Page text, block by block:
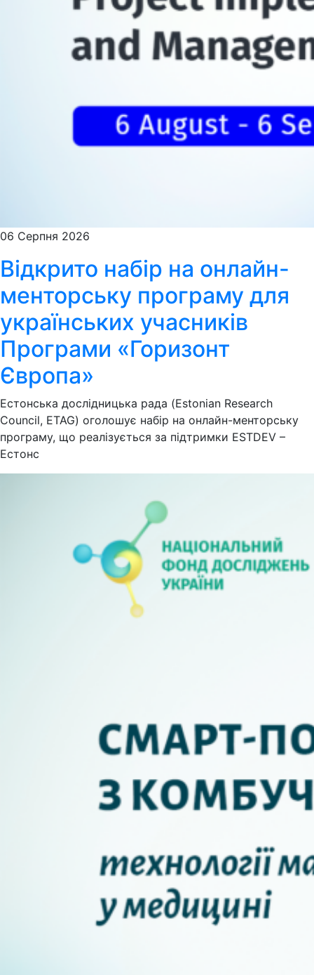
06 Серпня 2026
Відкрито набір на онлайн-
менторську програму для
українських учасників
Програми «Горизонт
Європа»
Естонська дослідницька рада (Estonian Research
Council, ETAG) оголошує набір на онлайн-менторську
програму, що реалізується за підтримки ESTDEV –
Естонс